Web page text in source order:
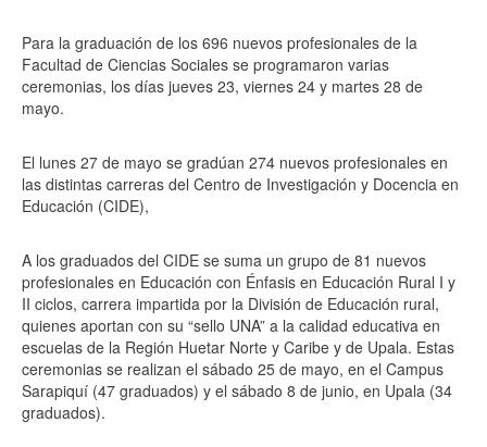
Para la graduación de los 696 nuevos profesionales de la
Facultad de Ciencias Sociales se programaron varias
ceremonias, los días jueves 23, viernes 24 y martes 28 de
mayo.
El lunes 27 de mayo se gradúan 274 nuevos profesionales en
las distintas carreras del Centro de Investigación y Docencia en
Educación (CIDE),
A los graduados del CIDE se suma un grupo de 81 nuevos
profesionales en Educación con Énfasis en Educación Rural I y
II ciclos, carrera impartida por la División de Educación rural,
quienes aportan con su “sello UNA” a la calidad educativa en
escuelas de la Región Huetar Norte y Caribe y de Upala. Estas
ceremonias se realizan el sábado 25 de mayo, en el Campus
Sarapiquí (47 graduados) y el sábado 8 de junio, en Upala (34
graduados).